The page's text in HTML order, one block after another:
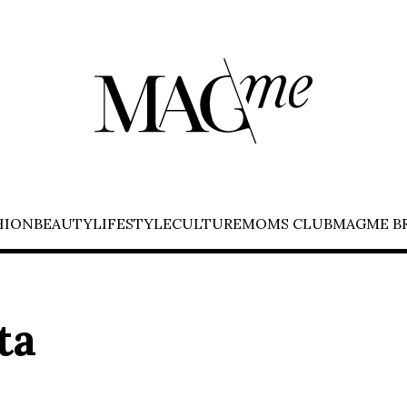
BEAUTYLIFESTYLECULTUREMOMS CLUBMAGME